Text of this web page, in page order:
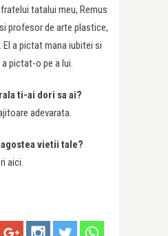
tatalui meu, Remus
profesor de arte plastice,
a pictat mana iubitei si
pictat-o pe a lui.
ti-ai dori sa ai?
adevarata.
vietii tale?
aici.